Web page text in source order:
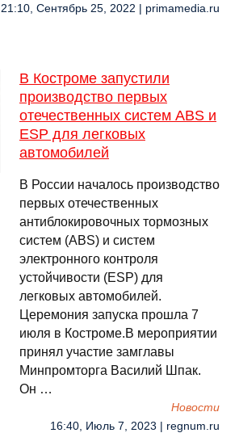
21:10, Сентябрь 25, 2022 | primamedia.ru
В Костроме запустили
производство первых
отечественных систем ABS и
ESP для легковых
автомобилей
В России началось производство
первых отечественных
антиблокировочных тормозных
систем (ABS) и систем
электронного контроля
устойчивости (ESP) для
легковых автомобилей.
Церемония запуска прошла 7
июля в Костроме.В мероприятии
принял участие замглавы
Минпромторга Василий Шпак.
Он …
Новости
16:40, Июль 7, 2023 | regnum.ru